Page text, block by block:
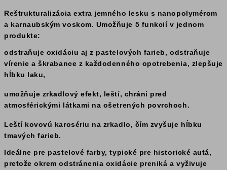
Reštrukturalizácia extra jemného lesku s nanopolymérom
a karnaubským voskom. Umožňuje 5 funkcií v jednom
produkte:
odstraňuje oxidáciu aj z pastelových farieb, odstraňuje
vírenie a škrabance z každodenného opotrebenia, zlepšuje
hĺbku laku,
umožňuje zrkadlový efekt, leští, chráni pred
atmosférickými látkami na ošetrených povrchoch.
Leští kovovú karosériu na zrkadlo, čím zvyšuje hĺbku
tmavých farieb.
Ideálne pre pastelové farby, typické pre historické autá,
pretože okrem odstránenia oxidácie preniká a vyživuje